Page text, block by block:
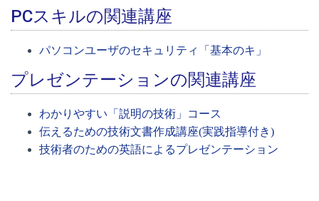
PCスキルの関連講座
パソコンユーザのセキュリティ「基本のキ」
プレゼンテーションの関連講座
わかりやすい「説明の技術」コース
伝えるための技術文書作成講座(実践指導付き)
技術者のための英語によるプレゼンテーション